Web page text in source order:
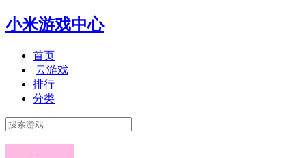
小米游戏中心
首页
云游戏
排行
分类